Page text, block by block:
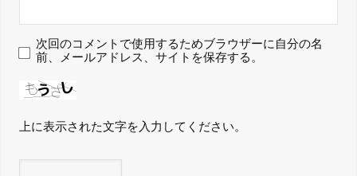
次回のコメントで使用するためブラウザーに自分の名
前、メールアドレス、サイトを保存する。
上に表示された文字を入力してください。